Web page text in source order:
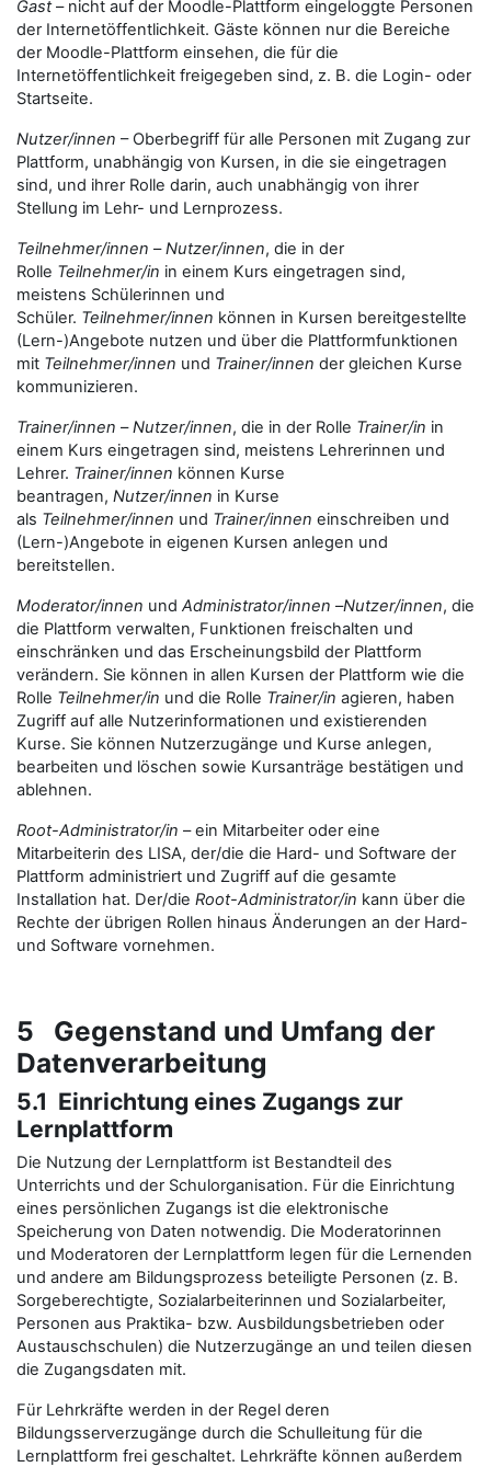
Gast– nicht auf der Moodle-Plattform eingeloggte Personen
der Internetöffentlichkeit. Gäste können nur die Bereiche
der Moodle-Plattform einsehen, die für die
Internetöffentlichkeit freigegeben sind, z. B. die Login- oder
Startseite.
Nutzer/innen – Oberbegriff für alle Personen mit Zugang zur
Plattform, unabhängig von Kursen, in die sie eingetragen
sind, und ihrer Rolle darin, auch unabhängig von ihrer
Stellung im Lehr- und Lernprozess.
Teilnehmer/innen –Nutzer/innen, die in der
Rolle Teilnehmer/in in einem Kurs eingetragen sind,
meistens Schülerinnen und
Schüler. Teilnehmer/innen können in Kursen bereitgestellte
(Lern-)Angebote nutzen und über die Plattformfunktionen
mit Teilnehmer/innen und Trainer/innen der gleichen Kurse
kommunizieren.
Trainer/innen –Nutzer/innen, die in der Rolle Trainer/in in
einem Kurs eingetragen sind, meistens Lehrerinnen und
Lehrer. Trainer/innen können Kurse
beantragen, Nutzer/innen in Kurse
als Teilnehmer/innen und Trainer/innen einschreiben und
(Lern-)Angebote in eigenen Kursen anlegen und
bereitstellen.
Moderator/innen und Administrator/innen –Nutzer/innen, die
die Plattform verwalten, Funktionen freischalten und
einschränken und das Erscheinungsbild der Plattform
verändern. Sie können in allen Kursen der Plattform wie die
Rolle Teilnehmer/in und die Rolle Trainer/in agieren, haben
Zugriff auf alle Nutzerinformationen und existierenden
Kurse. Sie können Nutzerzugänge und Kurse anlegen,
bearbeiten und löschen sowie Kursanträge bestätigen und
ablehnen.
Root-Administrator/in – ein Mitarbeiter oder eine
Mitarbeiterin des LISA, der/die die Hard- und Software der
Plattform administriert und Zugriff auf die gesamte
Installation hat. Der/die Root-Administrator/in kann über die
Rechte der übrigen Rollen hinaus Änderungen an der Hard-
und Software vornehmen.
5 Gegenstand und Umfang der
Datenverarbeitung
5.1 Einrichtung eines Zugangs zur
Lernplattform
Die Nutzung der Lernplattform ist Bestandteil des
Unterrichts und der Schulorganisation. Für die Einrichtung
eines persönlichen Zugangs ist die elektronische
Speicherung von Daten notwendig. Die Moderatorinnen
und Moderatoren der Lernplattform legen für die Lernenden
und andere am Bildungsprozess beteiligte Personen (z. B.
Sorgeberechtigte, Sozialarbeiterinnen und Sozialarbeiter,
Personen aus Praktika- bzw. Ausbildungsbetrieben oder
Austauschschulen) die Nutzerzugänge an und teilen diesen
die Zugangsdaten mit.
Für Lehrkräfte werden in der Regel deren
Bildungsserverzugänge durch die Schulleitung für die
Lernplattform frei geschaltet. Lehrkräfte können außerdem